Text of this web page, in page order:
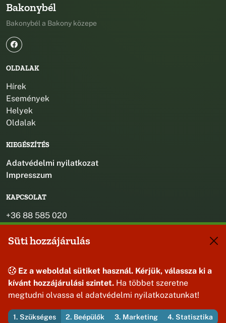
Bakonybél
Bakonybél a Bakony közepe
OLDALAK
Hírek
Események
Helyek
Oldalak
KIEGÉSZÍTÉS
Adatvédelmi nyilatkozat
Impresszum
KAPCSOLAT
+36 88 585 020
+36 30 442 8024
titkarsag@bakonybel.hu
8427 Bakonybél, Pápai u. 7.
© 2026 Bakonybél Község Önkormányzata — Minden jog
Süti hozzájárulás
Ez a weboldal sütiket használ. Kérjük, válassza ki a
kívánt hozzájárulási szintet. Ha többet szeretne
megtudni olvassa el adatvédelmi nyilatkozatunkat!
1. Szükséges 2. Beépülők 3. Marketing 4. Statisztika